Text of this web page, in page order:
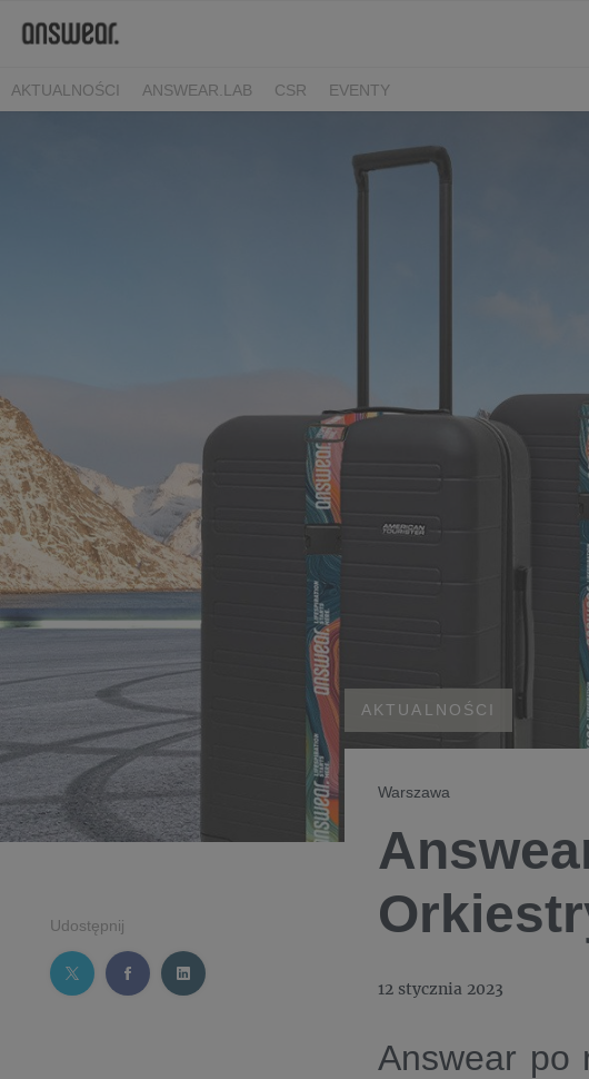
AKTUALNOŚCI ANSWEAR.LAB CSR EVENTY
Udostępnij
AKTUALNOŚCI
Warszawa
12 stycznia 2023
Answear po